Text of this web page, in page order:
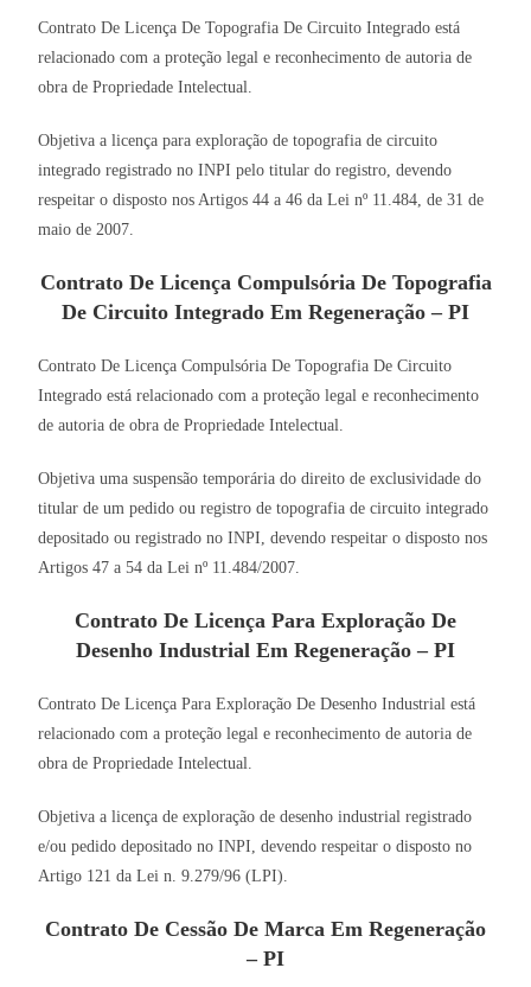
Contrato De Licença De Topografia De Circuito Integrado está
relacionado com a proteção legal e reconhecimento de autoria de
obra de Propriedade Intelectual.
Objetiva a licença para exploração de topografia de circuito
integrado registrado no INPI pelo titular do registro, devendo
respeitar o disposto nos Artigos 44 a 46 da Lei nº 11.484, de 31 de
maio de 2007.
Contrato De Licença Compulsória De Topografia
De Circuito Integrado Em Regeneração – PI
Contrato De Licença Compulsória De Topografia De Circuito
Integrado está relacionado com a proteção legal e reconhecimento
de autoria de obra de Propriedade Intelectual.
Objetiva uma suspensão temporária do direito de exclusividade do
titular de um pedido ou registro de topografia de circuito integrado
depositado ou registrado no INPI, devendo respeitar o disposto nos
Artigos 47 a 54 da Lei nº 11.484/2007.
Contrato De Licença Para Exploração De
Desenho Industrial Em Regeneração – PI
Contrato De Licença Para Exploração De Desenho Industrial está
relacionado com a proteção legal e reconhecimento de autoria de
obra de Propriedade Intelectual.
Objetiva a licença de exploração de desenho industrial registrado
e/ou pedido depositado no INPI, devendo respeitar o disposto no
Artigo 121 da Lei n. 9.279/96 (LPI).
Contrato De Cessão De Marca Em Regeneração
– PI